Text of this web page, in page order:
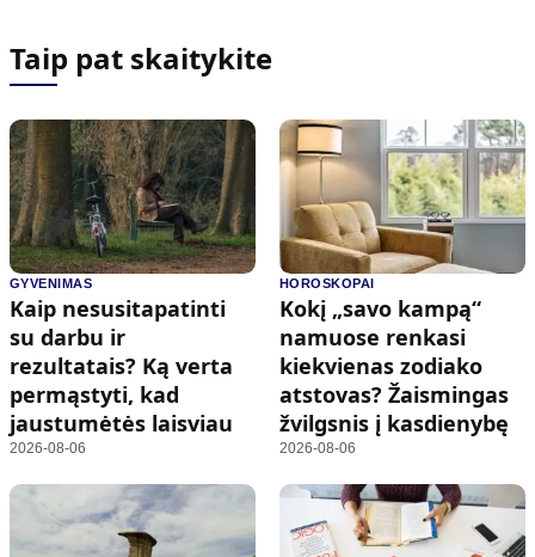
Taip pat skaitykite
GYVENIMAS
Kaip nesusitapatinti
su darbu ir
rezultatais? Ką verta
permąstyti, kad
jaustumėtės laisviau
2026-08-06
HOROSKOPAI
Kokį „savo kampą“
namuose renkasi
kiekvienas zodiako
atstovas? Žaismingas
žvilgsnis į kasdienybę
2026-08-06